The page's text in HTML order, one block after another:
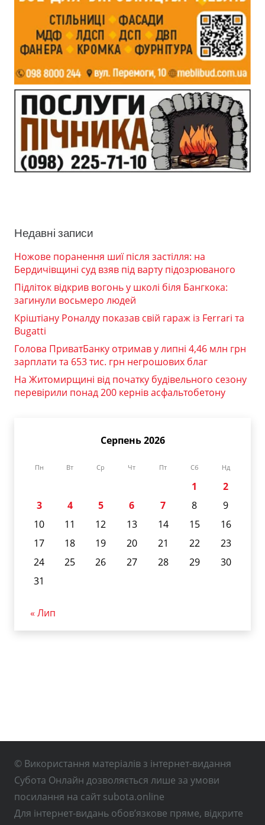
Недавні записи
Ножове поранення шиї після застілля: на
Бердичівщині суд взяв під варту підозрюваного
Підліток відкрив вогонь у школі біля Бангкока:
загинули восьмеро людей
Кріштіану Роналду показав свій гараж із Ferrari та
Bugatti
Голова ПриватБанку отримав у липні 4,46 млн грн
зарплати та 653 тис. грн негрошових благ
На Житомирщині від початку будівельного сезону
перевірили понад 200 кернів асфальтобетону
Серпень 2026
Пн Вт Ср Чт Пт Сб Нд
1
2
3
4 5 6 7 8
9
10
11 12 13 14 15
16
17
18 19 20 21 22
23
24
25 26 27 28 29
30
31
« Лип
© Використання матеріалів з інтернет-видання
Субота Онлайн дозволяється лише за умови
посилання на сайт subota.online
Для інтернет-видань обов’язкове пряме, відкрите